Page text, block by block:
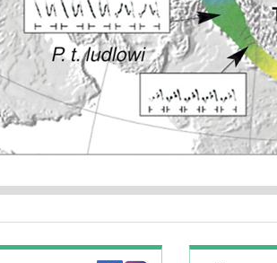
existuje (nebo
mezera) tok genů,
dva. Upraveno podle: